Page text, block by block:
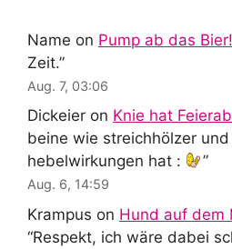
Name on Pump ab das Bier!
Zeit.”
Aug. 7, 03:06
Dickeier on Knie hat
beine wie streichhölzer
hebelwirkungen hat :
”
Aug. 6, 14:59
Krampus on Hund auf dem
“Respekt, ich wäre dabei